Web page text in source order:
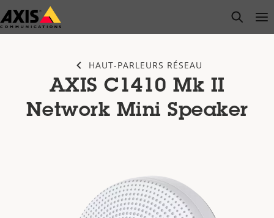
Passer
au
open
HAUT-PARLEURS RÉSEAU
AXIS C1410 Mk II
Network Mini Speaker